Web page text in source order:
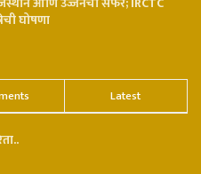
घोषणा
Latest